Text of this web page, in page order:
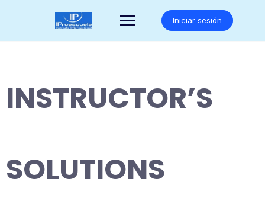
Iniciar sesión
INSTRUCTOR’S
SOLUTIONS